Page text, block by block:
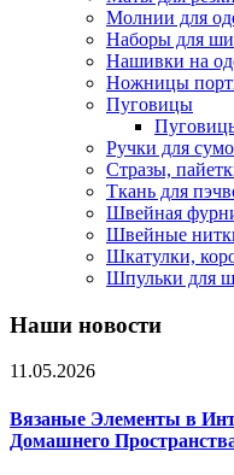
Молнии для
Наборы для
Нашивки на
Ножницы
Пуговицы
Ручки для
Стразы,
Ткань для
Швейная
Швейные
Шкатулки,
Шпульки для
Наши новости
11.05.2026
Вязаные Элементы в
Домашнего